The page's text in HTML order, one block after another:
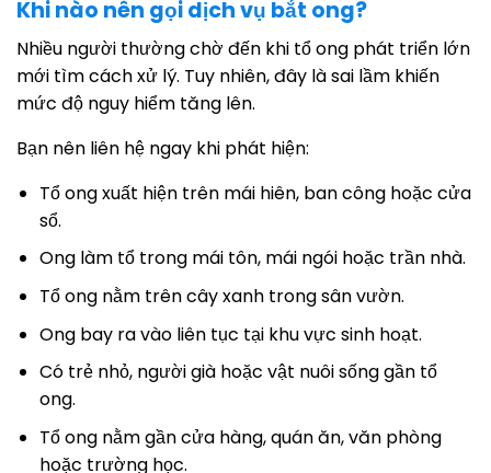
Khi nào nên gọi dịch vụ bắt ong?
Nhiều người thường chờ đến khi tổ ong phát triển lớn
mới tìm cách xử lý. Tuy nhiên, đây là sai lầm khiến
mức độ nguy hiểm tăng lên.
Bạn nên liên hệ ngay khi phát hiện:
Tổ ong xuất hiện trên mái hiên, ban công hoặc cửa
sổ.
Ong làm tổ trong mái tôn, mái ngói hoặc trần nhà.
Tổ ong nằm trên cây xanh trong sân vườn.
Ong bay ra vào liên tục tại khu vực sinh hoạt.
Có trẻ nhỏ, người già hoặc vật nuôi sống gần tổ
ong.
Tổ ong nằm gần cửa hàng, quán ăn, văn phòng
hoặc trường học.